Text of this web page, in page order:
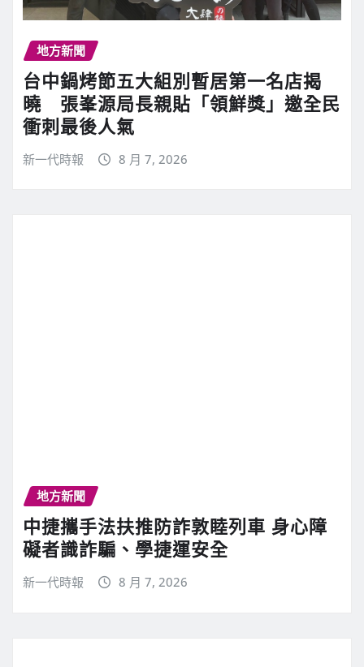
地方新聞
台中鍋烤節五大組別暫居第一名店揭
曉 張峯源局長親貼「領鮮獎」邀全民
衝刺最後人氣
新一代時報 8 月 7, 2026
地方新聞
中捷攜手法扶推防詐敦睦列車 身心障
礙者識詐騙、學捷運安全
新一代時報 8 月 7, 2026